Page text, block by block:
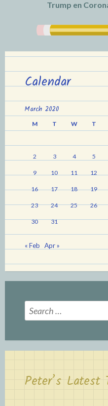
Trump en
Calendar
March 2020
M T W T
2 3 4 5
9 10 11 12
16 17 18 19
23 24 25 26
30 31
« Feb Apr »
Search
for:
Peter’s Latest